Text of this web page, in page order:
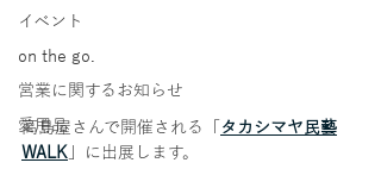
イベント
on the go.
営業に関するお知らせ
愛用品
高島屋さんで開催される「
タカシマヤ民藝
WALK 」に出展します。